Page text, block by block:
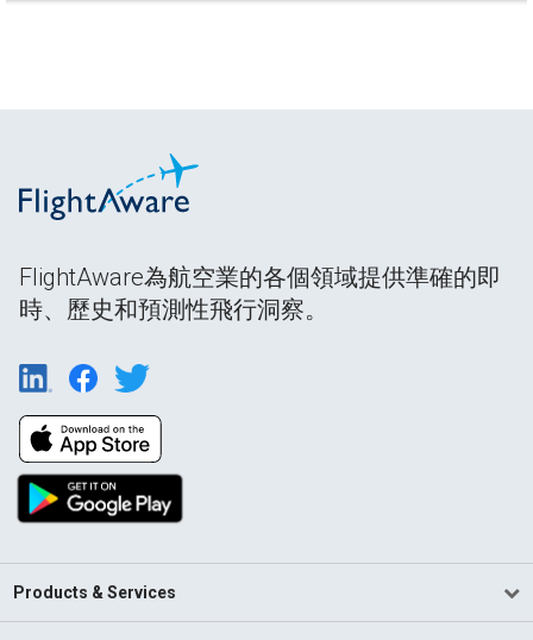
FlightAware為航空業的各個領域提供準確的即
時、歷史和預測性飛行洞察。
Products & Services